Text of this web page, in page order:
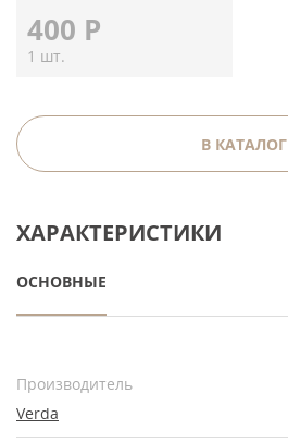
400 Р
1 шт.
В КАТАЛОГ
ХАРАКТЕРИСТИКИ
ОСНОВНЫЕ
Производитель
Verda